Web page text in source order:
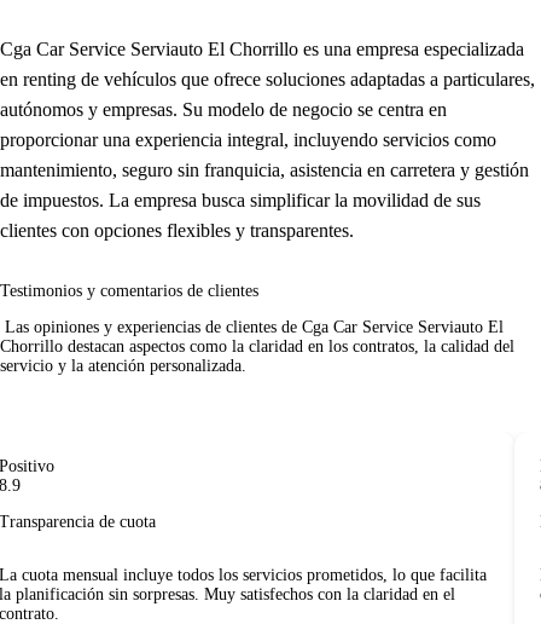
Cga Car Service Serviauto El Chorrillo es una empresa especializada
en renting de vehículos que ofrece soluciones adaptadas a particulares,
autónomos y empresas. Su modelo de negocio se centra en
proporcionar una experiencia integral, incluyendo servicios como
mantenimiento, seguro sin franquicia, asistencia en carretera y gestión
de impuestos. La empresa busca simplificar la movilidad de sus
clientes con opciones flexibles y transparentes.
Testimonios y comentarios de clientes
Chorrillo destacan aspectos como la claridad en los contratos, la calidad del
servicio y la atención personalizada.
de cuota
cuota mensual incluye todos los servicios prometidos, lo que facilita
planificación sin sorpresas. Muy satisfechos con la claridad en el